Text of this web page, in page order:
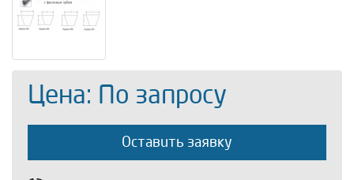
Цена: По запросу
Оставить заявку